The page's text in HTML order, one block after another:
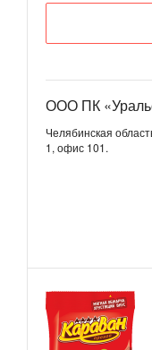
ООО ПК
Челябинская
1, офис 101.